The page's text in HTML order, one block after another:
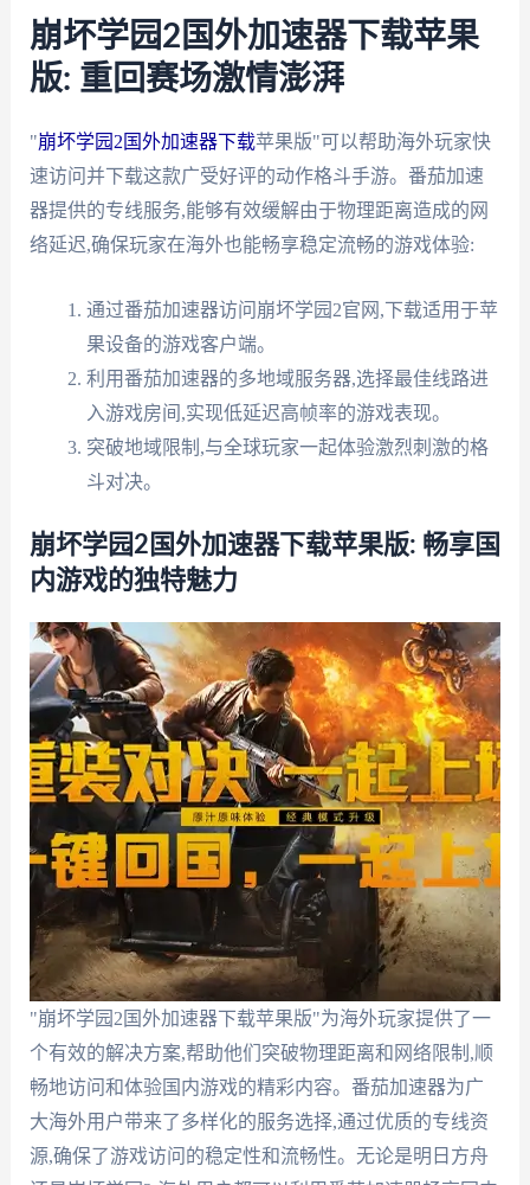
崩坏学园2国外加速器下载苹果
版: 重回赛场激情澎湃
"崩坏学园2国外加速器下载苹果版"可以帮助海外玩家快
速访问并下载这款广受好评的动作格斗手游。番茄加速
器提供的专线服务,能够有效缓解由于物理距离造成的网
络延迟,确保玩家在海外也能畅享稳定流畅的游戏体验:
通过番茄加速器访问崩坏学园2官网,下载适用于苹
果设备的游戏客户端。
利用番茄加速器的多地域服务器,选择最佳线路进
入游戏房间,实现低延迟高帧率的游戏表现。
突破地域限制,与全球玩家一起体验激烈刺激的格
斗对决。
崩坏学园2国外加速器下载苹果版: 畅享国
内游戏的独特魅力
"崩坏学园2国外加速器下载苹果版"为海外玩家提供了一
个有效的解决方案,帮助他们突破物理距离和网络限制,顺
畅地访问和体验国内游戏的精彩内容。番茄加速器为广
大海外用户带来了多样化的服务选择,通过优质的专线资
源,确保了游戏访问的稳定性和流畅性。无论是明日方舟